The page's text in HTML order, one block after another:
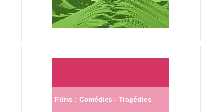
Films : Comédies - Tragédies